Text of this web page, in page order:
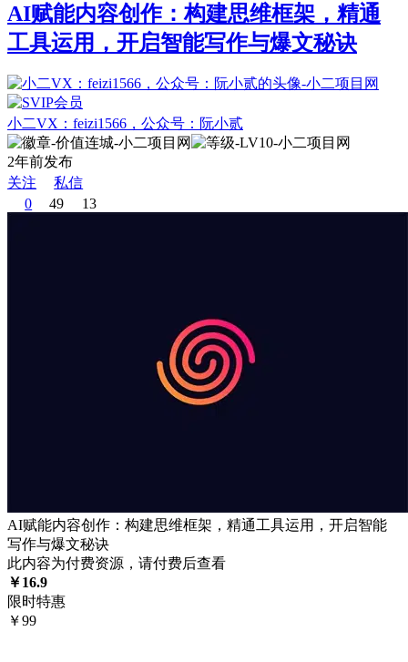
AI赋能内容创作：构建思维框架，精通
工具运用，开启智能写作与爆文秘诀
小二VX：feizi1566，公众号：阮小贰
2年前发布
关注
私信
0
49 13
AI赋能内容创作：构建思维框架，精通工具运用，开启智能
写作与爆文秘诀
此内容为付费资源，请付费后查看
￥16.9
限时特惠
￥99